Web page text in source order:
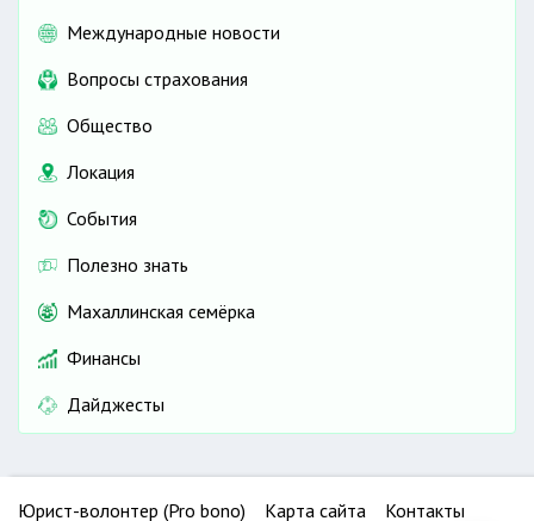
Международные новости
Вопросы страхования
Общество
Локация
События
Полезно знать
Махаллинская семёрка
Финансы
Дайджесты
Юрист-волонтер (Pro bono) Карта сайта Контакты